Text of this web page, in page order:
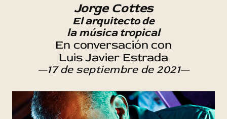
Jorge Cottes
El arquitecto de
la música tropical
En conversación con
Luis Javier Estrada
—17 de septiembre de 2021—